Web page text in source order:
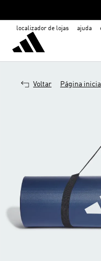
localizador de lojas ajuda
Voltar Página